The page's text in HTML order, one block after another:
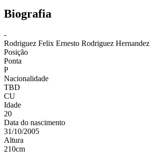
Biografia
-
Rodriguez Felix Ernesto Rodriguez Hernandez
Posição
Ponta
P
Nacionalidade
TBD
CU
Idade
20
Data do nascimento
31/10/2005
Altura
210cm